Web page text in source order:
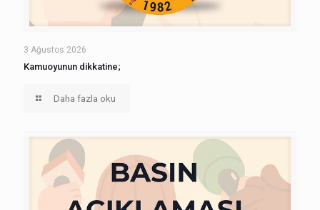
3 Ağustos 2026
Kamuoyunun dikkatine;
Daha fazla oku